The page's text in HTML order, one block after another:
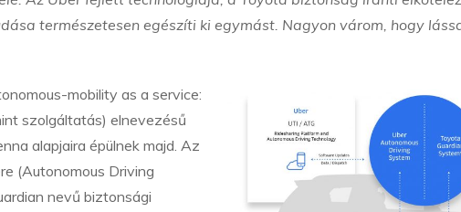
természetesen egészíti ki egymást. Nagyon várom, hogy
mobility as a service:
szolgáltatás) elnevezésű
alapjaira épülnek majd. Az
(Autonomous Driving
nevű biztonsági